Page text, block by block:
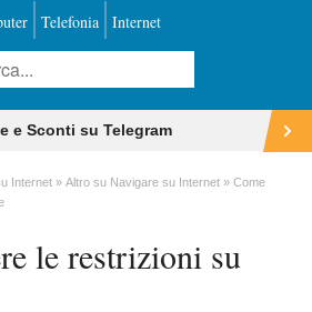
Telefonia Internet
e Sconti su Telegram
Internet Altro su Navigare su Internet
Come
le restrizioni su